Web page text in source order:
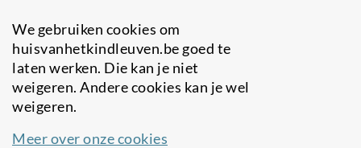
We gebruiken cookies om
huisvanhetkindleuven.be goed te
laten werken. Die kan je niet
weigeren. Andere cookies kan je wel
weigeren.
Meer over onze cookies